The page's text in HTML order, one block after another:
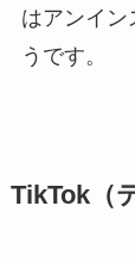
はアンイン
うです。
TikTok（